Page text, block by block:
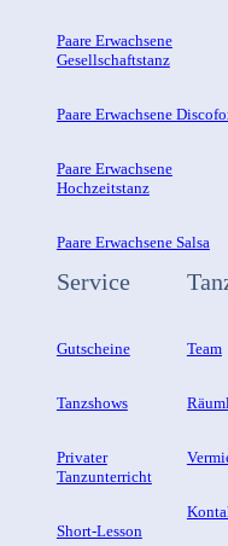
Paare Erwachsene
Gesellschaftstanz
Paare Erwachsene
Paare Erwachsene
Hochzeitstanz
Paare Erwachsene Salsa
Service
Gutscheine
Tanzshows
Privater
Tanzunterricht
Short-Lesson
Team